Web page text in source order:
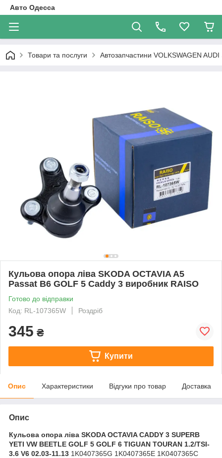
Авто Одесса
Товари та послуги Автозапчастини VOLKSWAGEN AUDI
Кульова опора ліва SKODA OCTAVIA A5
Passat B6 GOLF 5 Caddy 3 виробник RAISO
Готово до відправки
Код: RL-107365W
Роздріб
345 ₴
Купити
Опис Характеристики Відгуки про товар Доставка
Опис
Кульова опора ліва SKODA OCTAVIA CADDY 3 SUPERB
YETI VW BEETLE GOLF 5 GOLF 6 TIGUAN TOURAN 1.2/TSI-
3.6 V6 02.03-11.13 1K0407365G 1K0407365E 1K0407365C